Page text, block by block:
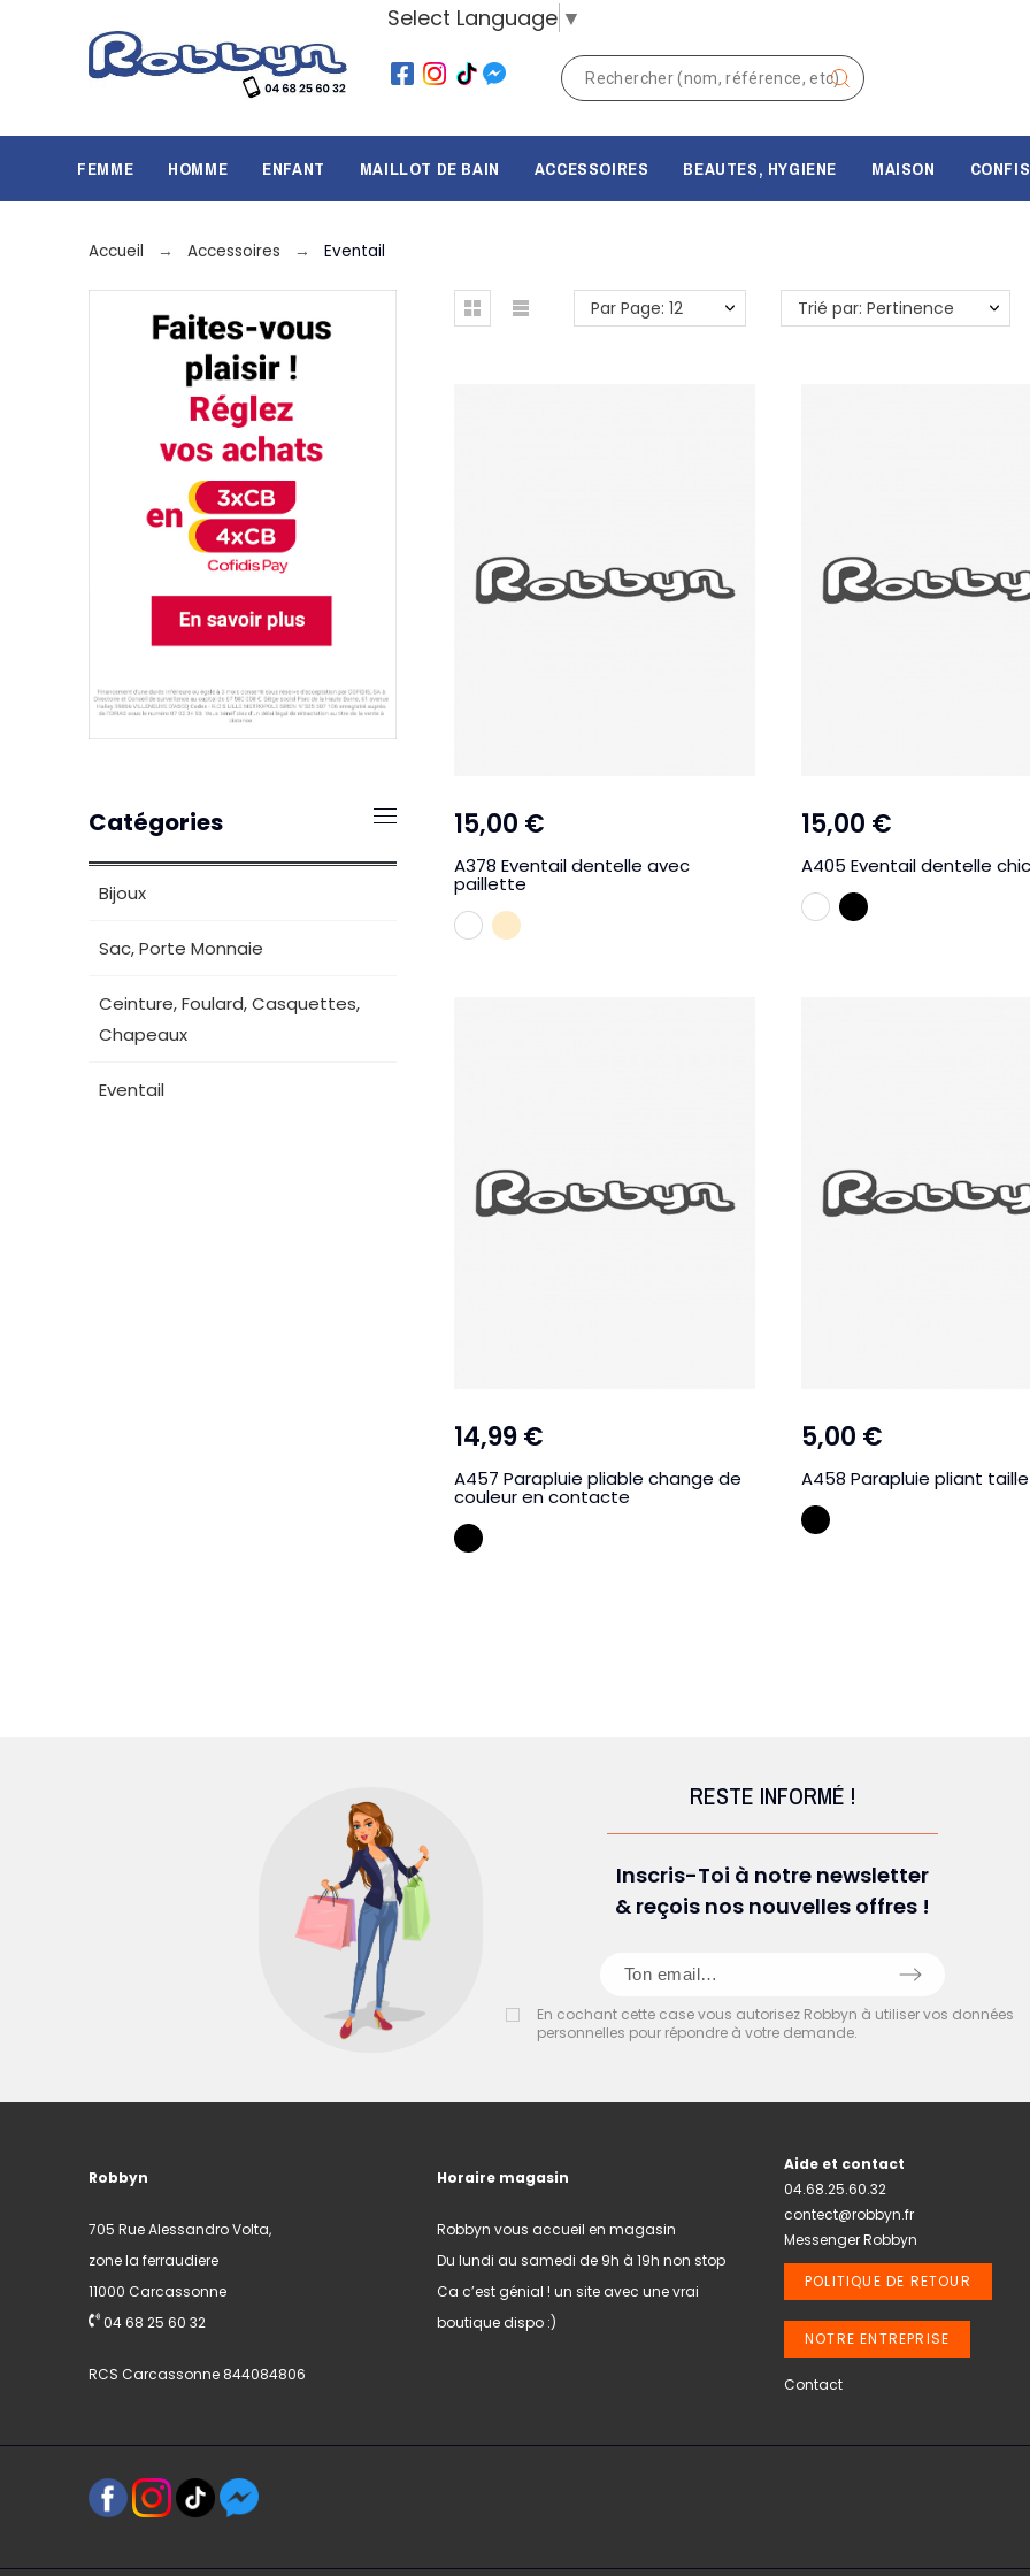
Select Language ▼
FEMME HOMME ENFANT MAILLOT DE BAIN ACCESSOIRES BEAUTES, HYGIENE MAISON
Accueil Accessoires Eventail
Catégories
Bijoux
Sac, Porte Monnaie
Ceinture, Foulard, Casquettes,
Chapeaux
Eventail
Par Page: 12 Trié par: Pertinence
15,00 €
A378 Eventail dentelle avec
paillette
BLANCCREME
15,00 €
A405 Eventail dentelle chic
BLANCNOIR
14,99 €
A457 Parapluie pliable change de
couleur en contacte
NOIR
5,00 €
A458 Parapluie pliant
NOIR
RESTE INFORMÉ !
Inscris-Toi à notre newsletter
& reçois nos nouvelles offres !
En cochant cette case vous autorisez Robbyn à utiliser vos données
personnelles pour répondre à votre demande.
Robbyn
705 Rue Alessandro Volta,
zone la ferraudiere
11000 Carcassonne
04 68 25 60 32
RCS Carcassonne 844084806
Horaire magasin
Robbyn vous accueil en magasin
Du lundi au samedi de 9h à 19h non stop
Ca c’est génial ! un site avec une vrai
boutique dispo :)
Aide et contact
04.68.25.60.32
contect@robbyn.fr
Messenger Robbyn
POLITIQUE DE RETOUR
NOTRE ENTREPRISE
Contact